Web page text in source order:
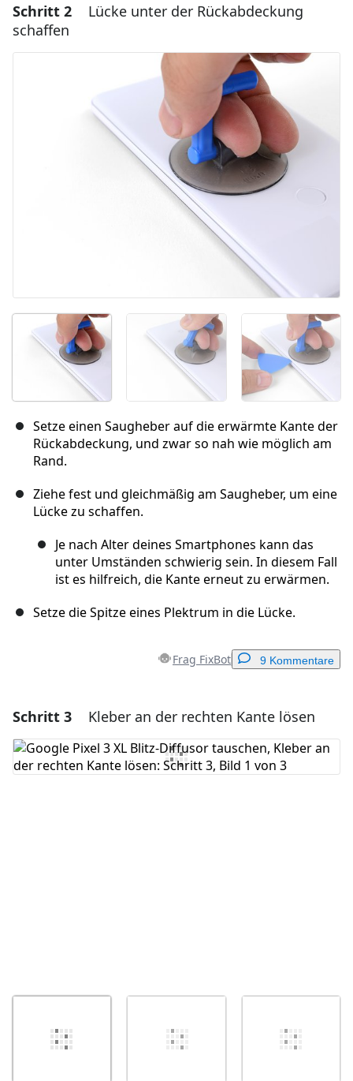
Einen Kommentar hinzufügen
Kommentar hinzufügen
Abbrechen Kommentieren
Schritt 2
Lücke unter der Rückabdeckung
schaffen
Setze einen Saugheber auf die erwärmte Kante der
Rückabdeckung, und zwar so nah wie möglich am
Rand.
Ziehe fest und gleichmäßig am Saugheber, um eine
Lücke zu schaffen.
Je nach Alter deines Smartphones kann das
unter Umständen schwierig sein. In diesem Fall
ist es hilfreich, die Kante erneut zu erwärmen.
Setze die Spitze eines Plektrum in die Lücke.
Frag FixBot 9 Kommentare
Einen Kommentar hinzufügen
Kommentar hinzufügen
Schritt 3 Kleber an der rechten Kante lösen